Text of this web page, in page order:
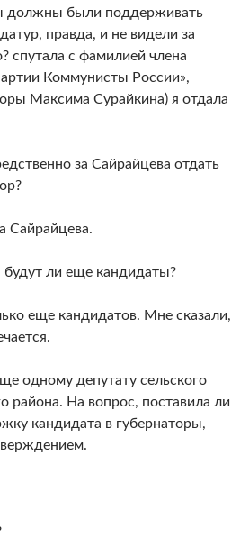
должны были поддерживать
правда, и не видели за
спутала с фамилией члена
Коммунисты России»,
Максима Сурайкина) я отдала
за Сайрайцева отдать
Сайрайцева.
ли еще кандидаты?
еще кандидатов. Мне сказали,
одному депутату сельского
района. На вопрос, поставила ли
кандидата в губернаторы,